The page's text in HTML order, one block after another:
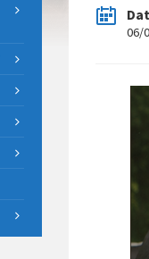
06/